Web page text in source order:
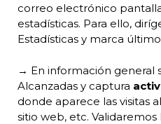
correo electrónico
estadísticas. Para ello,
Estadísticas y marca
→ En información general
Alcanzadas y captura
donde aparece las visitas
sitio web, etc.